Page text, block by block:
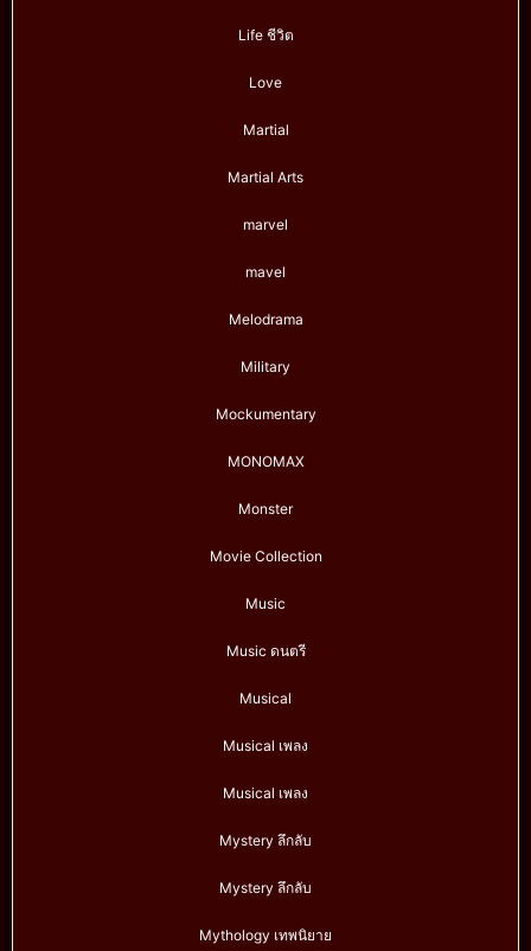
Life ชีวิต
Love
Martial
Martial Arts
marvel
mavel
Melodrama
Military
Mockumentary
MONOMAX
Monster
Movie Collection
Music
Music ดนตรี
Musical
Musical เพลง
Musical เพลง
Mystery ลึกลับ
Mystery ลึกลับ
Mythology เทพนิยาย